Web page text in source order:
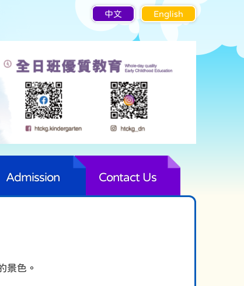
中文 English
Admission Contact Us
景色。